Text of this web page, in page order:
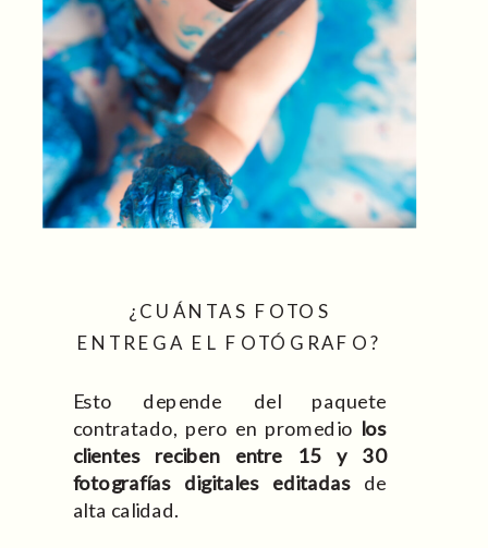
¿CUÁNTAS FOTOS
ENTREGA EL FOTÓGRAFO?
Esto depende del paquete
contratado, pero en promedio los
clientes reciben entre 15 y 30
fotografías digitales editadasde
alta calidad.